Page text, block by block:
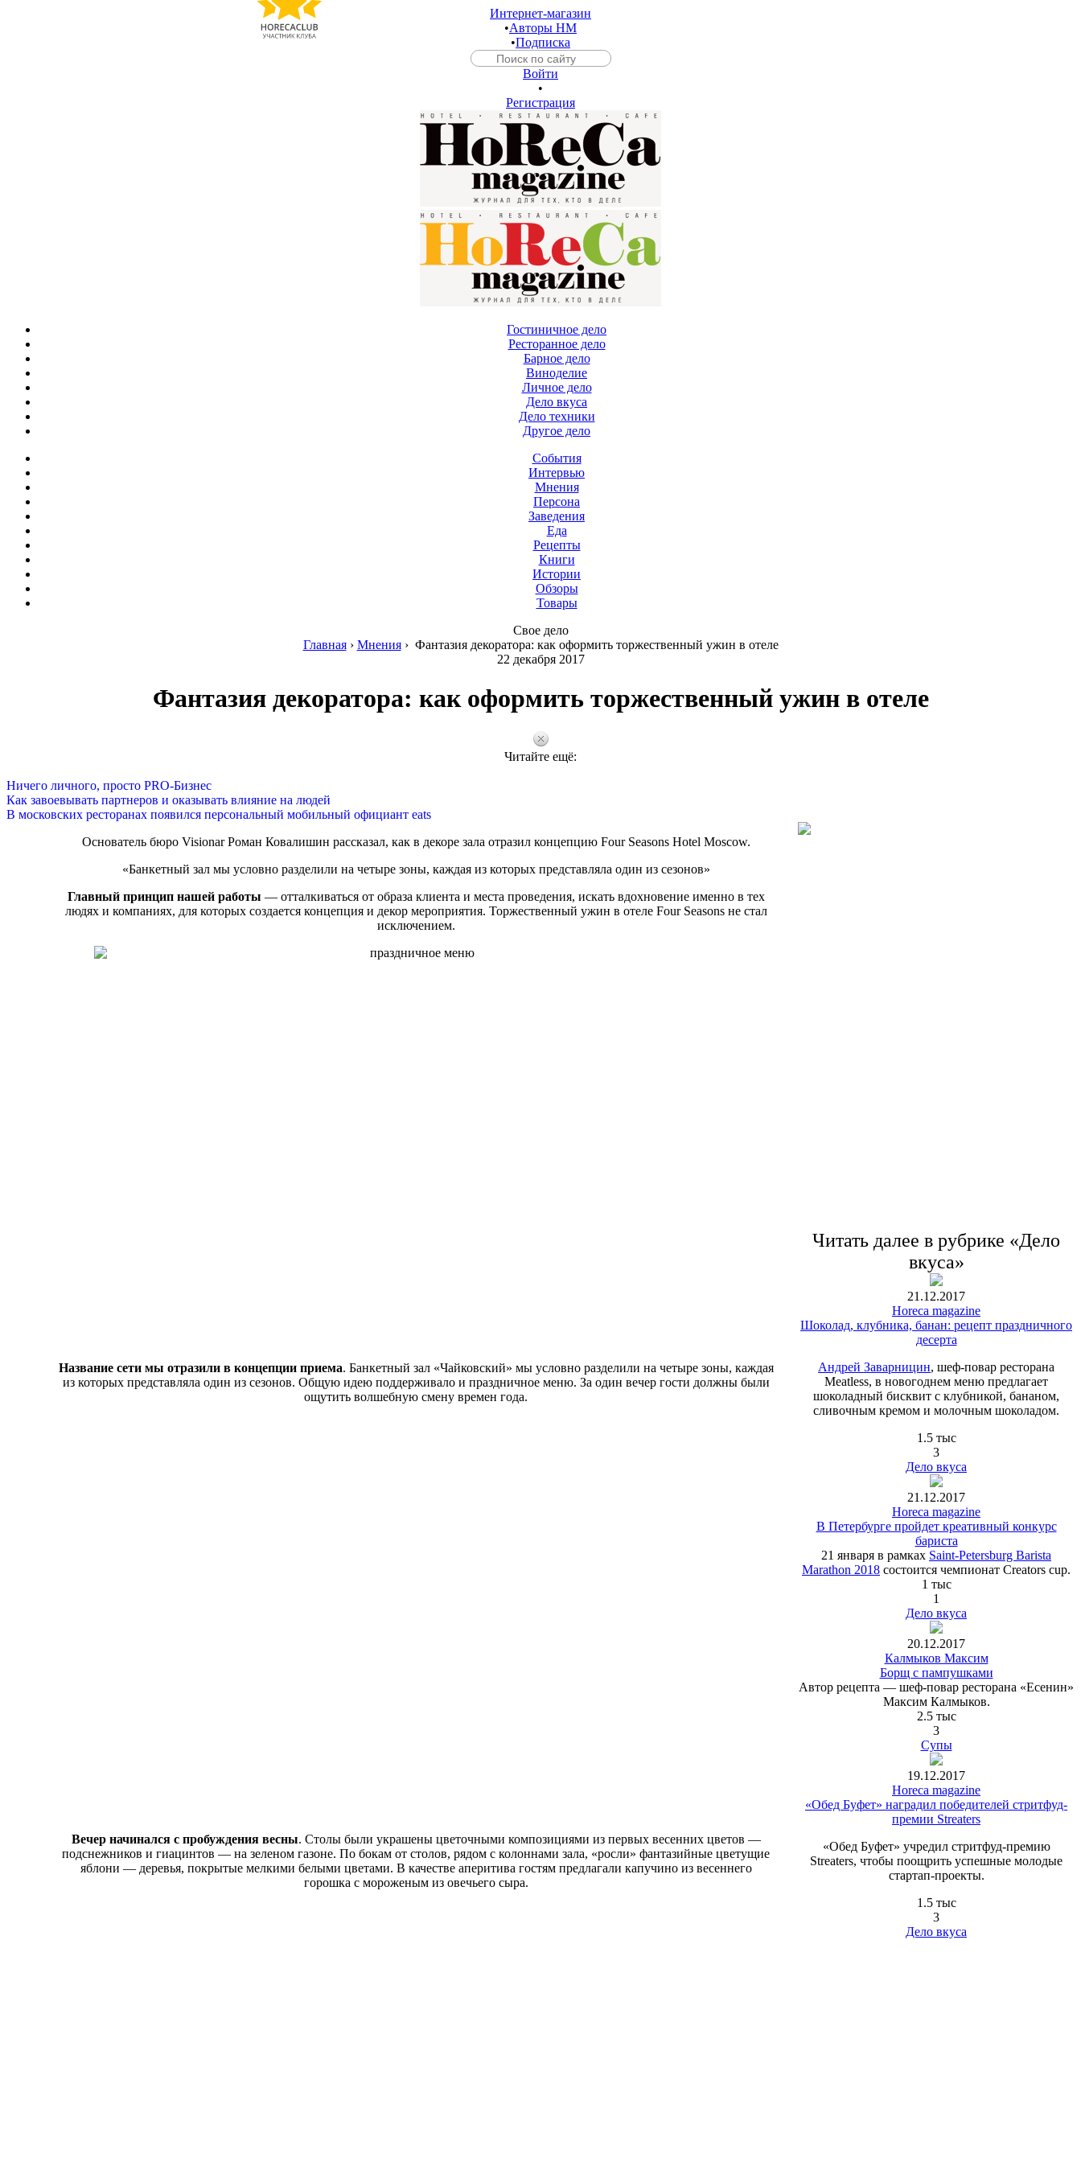
Интернет-магазин
•Авторы HM
•Подписка
Войти
•
Регистрация
Гостиничное дело
Ресторанное дело
Барное дело
Виноделие
Личное дело
Дело вкуса
Дело техники
Другое дело
События
Интервью
Мнения
Персона
Заведения
Еда
Рецепты
Книги
Истории
Обзоры
Товары
Свое дело
Главная› Мнения› Фантазия декоратора: как оформить торжественный ужин в отеле
22 декабря 2017
Фантазия декоратора: как оформить торжественный ужин в отеле
Читайте ещё:
Ничего личного, просто PRO-Бизнес
Как завоевывать партнеров и оказывать влияние на людей
В московских ресторанах появился персональный мобильный официант eats
Основатель бюро Visionar Роман Ковалишин рассказал, как в декоре зала отразил концепцию Four Seasons Hotel Moscow.
«Банкетный зал мы условно разделили на четыре зоны, каждая из которых представляла один из сезонов»
Главный принцип нашей работы — отталкиваться от образа клиента и места проведения, искать вдохновение именно в тех
людях и компаниях, для которых создается концепция и декор мероприятия. Торжественный ужин в отеле Four Seasons не стал
исключением.
Название сети мы отразили в концепции приема. Банкетный зал «Чайковский» мы условно разделили на четыре зоны, каждая
из которых представляла один из сезонов. Общую идею поддерживало и праздничное меню. За один вечер гости должны были
ощутить волшебную смену времен года.
Вечер начинался с пробуждения весны. Столы были украшены цветочными композициями из первых весенних цветов —
подснежников и гиацинтов — на зеленом газоне. По бокам от столов, рядом с колоннами зала, «росли» фантазийные цветущие
яблони — деревья, покрытые мелкими белыми цветами. В качестве аперитива гостям предлагали капучино из весеннего
горошка с мороженым из овечьего сыра.
Читать далее в рубрике «Дело
вкуса»
21.12.2017
Horeca magazine
Шоколад, клубника, банан: рецепт праздничного
десерта
Андрей Заварницин, шеф-повар ресторана
Meatless, в новогоднем меню предлагает
шоколадный бисквит с клубникой, бананом,
сливочным кремом и молочным шоколадом.
1.5 тыс
3
Дело вкуса
21.12.2017
Horeca magazine
В Петербурге пройдет креативный конкурс
бариста
21 января в рамках Saint-Petersburg Barista
Marathon 2018 состоится чемпионат Creators cup.
1 тыс
1
Дело вкуса
20.12.2017
Калмыков Максим
Борщ с пампушками
Автор рецепта — шеф-повар ресторана «Есенин»
Максим Калмыков.
2.5 тыс
3
Супы
19.12.2017
Horeca magazine
«Обед Буфет» наградил победителей стритфуд-
премии Streaters
«Обед Буфет» учредил стритфуд-премию
Streaters, чтобы поощрить успешные молодые
стартап-проекты.
1.5 тыс
3
Дело вкуса